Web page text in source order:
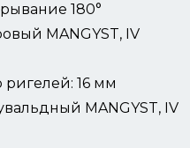
180°
MANGYST, IV
ригелей: 16 мм
MANGYST, IV